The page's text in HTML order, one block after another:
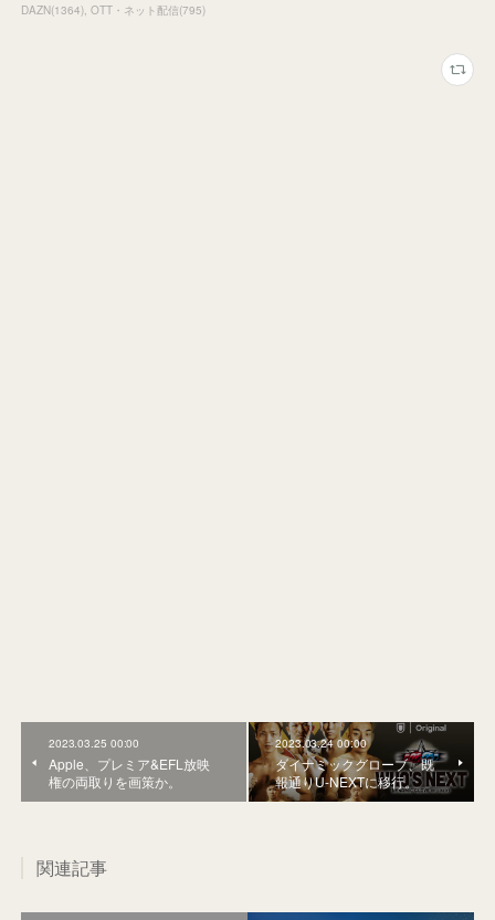
DAZN(1364) OTT・ネット配信(795)
2023.03.25 00:00
Apple、プレミア&EFL放映
権の両取りを画策か。
2023.03.24 00:00
ダイナミックグローブ、既
報通りU-NEXTに移行。
関連記事